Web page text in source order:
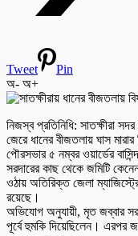
Tweet
Pin
অ- অ+
নিজস্ব প্রতিনিধি: সাতক্ষীরা
জেরে ধানের বীজতলায় ঘাস
পৌরসভার ৫ নম্বর ওয়ার্ডের
সরদারের কাছ থেকে জমিটি
ওঠায় অতিরিক্ত জেলা
রয়েছে।
অভিযোগ অনুযায়ী, মৃত জব্বার
পূর্বে হুমকি দিয়েছিলেন। এরপর